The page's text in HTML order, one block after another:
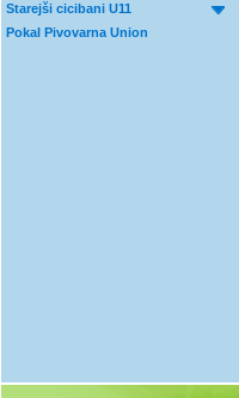
Starejši cicibani U11
Pokal Pivovarna Union